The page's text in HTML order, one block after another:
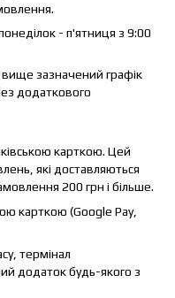
- п'ятниця з 9:00
зазначений графік
додаткового
карткою. Цей
які доставляються
200 грн і більше.
карткою (Google Pay,
термінал
додаток будь-якого з